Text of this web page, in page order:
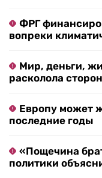
ФРГ
вопреки
Мир, деньги,
расколола
Европу может
последние годы
«Пощечина
политики